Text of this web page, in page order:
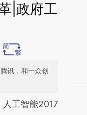
|政府工
讯，和一众创
本文由第三方
人工智能2017